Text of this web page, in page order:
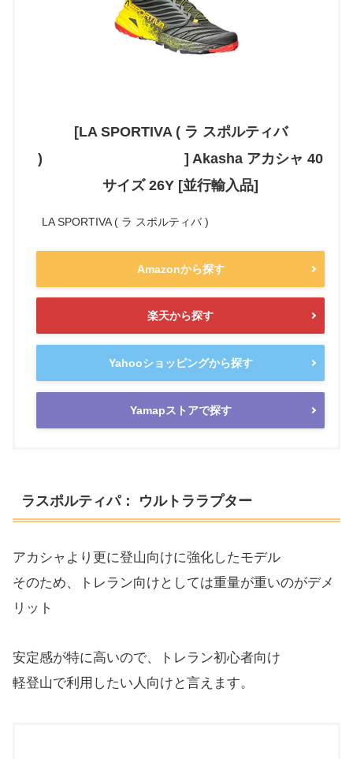
[LA SPORTIVA ( ラ スポルティバ
) ] Akasha アカシャ 40
サイズ 26Y [並行輸入品]
LA SPORTIVA ( ラ スポルティバ )
Amazonから探す
楽天から探す
Yahooショッピングから探す
Yamapストアで探す
ラスポルティパ： ウルトララプター
アカシャより更に登山向けに強化したモデル
そのため、トレラン向けとしては重量が重いのがデメ
リット
安定感が特に高いので、トレラン初心者向け
軽登山で利用したい人向けと言えます。